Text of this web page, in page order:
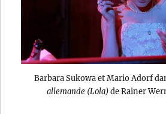
Barbara Sukowa et Mario Adorf
allemande (Lola)de Rainer